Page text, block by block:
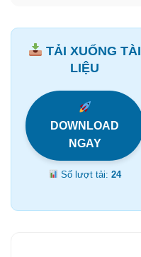
TẢI XUỐNG TÀI
LIỆU
DOWNLOAD
NGAY
Số lượt tải:24